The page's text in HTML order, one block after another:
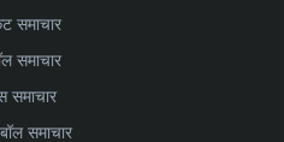
समाचार
समाचार
समाचार
समाचार